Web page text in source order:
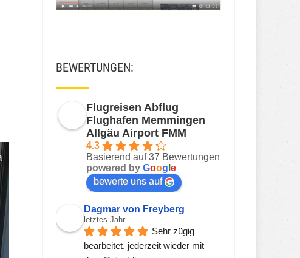
BEWERTUNGEN:
Flugreisen Abflug
Flughafen Memmingen
Allgäu Airport FMM
4.3
Basierend auf 37 Bewertungen
powered by Goog e
bewerte uns auf
Dagmar von Freyberg
letztes Jahr
Sehr zügig
bearbeitet, jederzeit wieder mit